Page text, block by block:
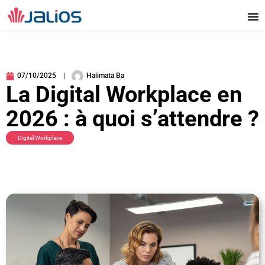
Aller
au
07/10/2025 Halimata Ba
La Digital Workplace en
2026 : à quoi s’attendre ?
Digital Workplace